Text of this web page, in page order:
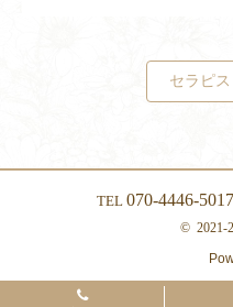
セラピ
TEL 070-4446-5017
© 2021-